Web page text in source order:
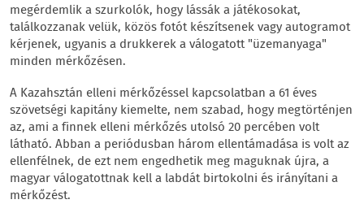
megérdemlik a szurkolók, hogy lássák a játékosokat,
találkozzanak velük, közös fotót készítsenek vagy autogramot
kérjenek, ugyanis a drukkerek a válogatott "üzemanyaga"
minden mérkőzésen.
A Kazahsztán elleni mérkőzéssel kapcsolatban a 61 éves
szövetségi kapitány kiemelte, nem szabad, hogy megtörténjen
az, ami a finnek elleni mérkőzés utolsó 20 percében volt
látható. Abban a periódusban három ellentámadása is volt az
ellenfélnek, de ezt nem engedhetik meg maguknak újra, a
magyar válogatottnak kell a labdát birtokolni és irányítani a
mérkőzést.